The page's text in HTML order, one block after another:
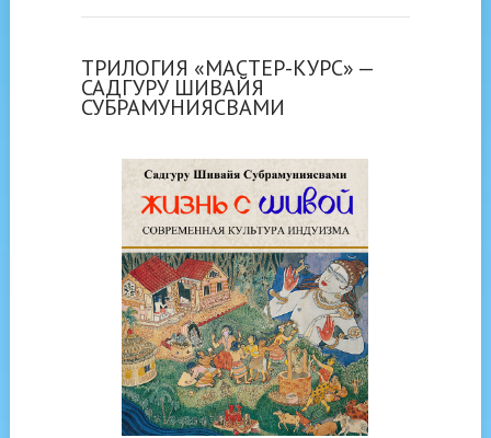
ТРИЛОГИЯ «МАСТЕР-КУРС» —
САДГУРУ ШИВАЙЯ
СУБРАМУНИЯСВАМИ